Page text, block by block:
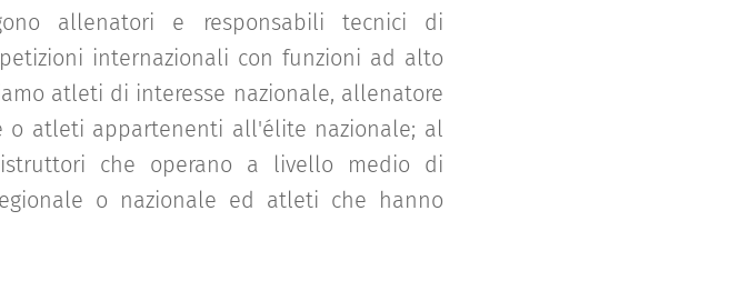
allenatori e responsabili tecnici di
internazionali con funzioni ad alto
atleti di interesse nazionale, allenatore
o atleti appartenenti all'élite nazionale; al
che operano a livello medio di
o nazionale ed atleti che hanno